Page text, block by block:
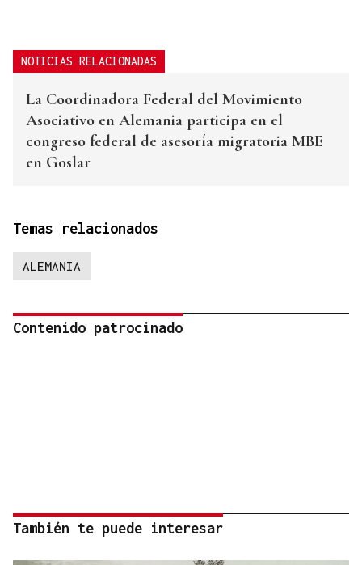
NOTICIAS RELACIONADAS
La Coordinadora Federal del Movimiento
Asociativo en Alemania participa en el
congreso federal de asesoría migratoria MBE
en Goslar
Temas relacionados
ALEMANIA
Contenido patrocinado
También te puede interesar